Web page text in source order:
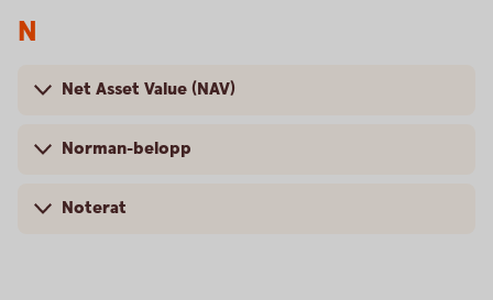
N
Net Asset Value (NAV)
Norman-belopp
Noterat